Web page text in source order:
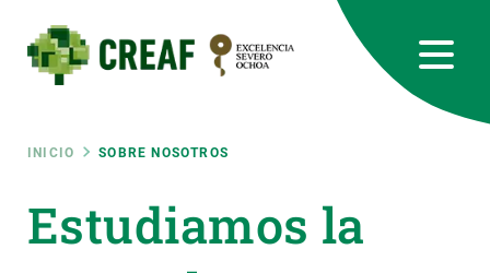
contenido
principal
Ruta
de
INICIO SOBRE NOSOTROS
Estudiamos la
RRSS
Featured
INTRANET